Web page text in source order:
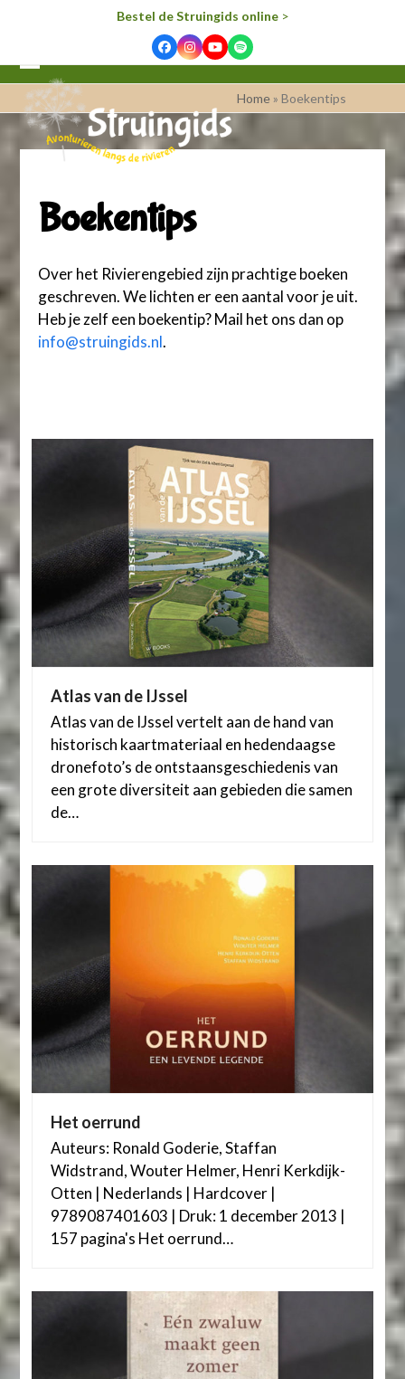
Bestel de Struingids online>
FacebookInstagram
YouTube
Spotify
Open
mobile
menu
Close
mobile
menu
Home »Boekentips
Boekentips
Over het Rivierengebied zijn prachtige boeken
geschreven. We lichten er een aantal voor je uit.
Heb je zelf een boekentip? Mail het ons dan op
info@struingids.nl.
Atlas van de IJssel
Atlas van de IJssel vertelt aan de hand van
historisch kaartmateriaal en hedendaagse
dronefoto’s de ontstaansgeschiedenis van
een grote diversiteit aan gebieden die samen
de…
Het oerrund
Auteurs: Ronald Goderie, Staffan
Widstrand, Wouter Helmer, Henri Kerkdijk-
Otten | Nederlands | Hardcover |
9789087401603 | Druk: 1 december 2013 |
157 pagina's Het oerrund…